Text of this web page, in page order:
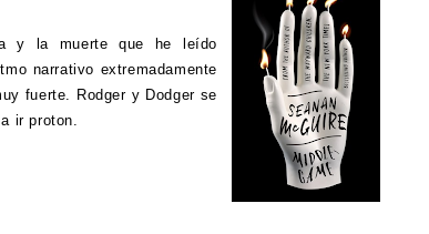
y la muerte que he leído
narrativo extremadamente
fuerte. Rodger y Dodger se
ir proton.